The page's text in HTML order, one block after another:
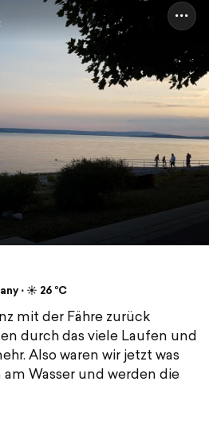
⋅ ☀️ 26 °C
mit der Fähre zurück
durch das viele Laufen und
Also waren wir jetzt was
Wasser und werden die